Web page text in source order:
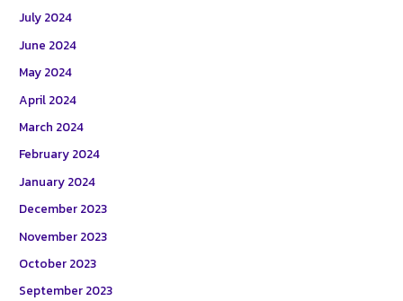
July 2024
June 2024
May 2024
April 2024
March 2024
February 2024
January 2024
December 2023
November 2023
October 2023
September 2023